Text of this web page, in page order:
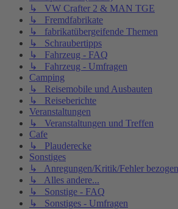
↳ VW Crafter 2 & MAN TGE
↳ Fremdfabrikate
↳ fabrikatübergeifende Themen
↳ Schraubertipps
↳ Fahrzeug - FAQ
↳ Fahrzeug - Umfragen
Camping
↳ Reisemobile und Ausbauten
↳ Reiseberichte
Veranstaltungen
↳ Veranstaltungen und Treffen
Cafe
↳ Plauderecke
Sonstiges
↳ Anregungen/Kritik/Fehler bezogen
↳ Alles andere...
↳ Sonstige - FAQ
↳ Sonstiges - Umfragen